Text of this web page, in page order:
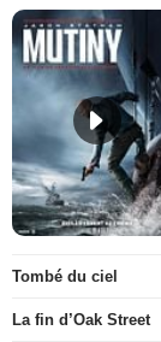
Tombé du ciel
La fin d’Oak Street